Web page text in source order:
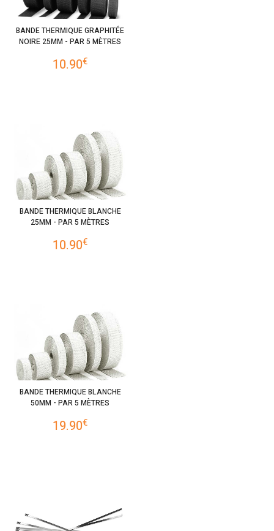
BANDE THERMIQUE GRAPHITÉE
NOIRE 25MM - PAR 5 MÈTRES
10.90€
BANDE THERMIQUE BLANCHE
25MM - PAR 5 MÈTRES
10.90€
BANDE THERMIQUE BLANCHE
50MM - PAR 5 MÈTRES
19.90€